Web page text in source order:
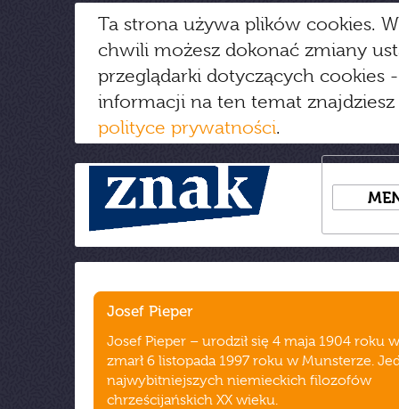
Ta strona używa plików cookies.
chwili możesz dokonać zmiany
przeglądarki dotyczących cookies
informacji na ten temat
polityce prywatności.
Josef Pieper
Josef Pieper – urodził się 4 maja 1904 roku
zmarł 6 listopada 1997 roku w Munsterze.
najwybitniejszych niemieckich filozofów
chrześcijańskich XX wieku.